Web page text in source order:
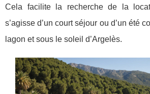
Cela facilite la recherche de la
s’agisse d’un court séjour ou d’un été
lagon et sous le soleil d’Argelès.